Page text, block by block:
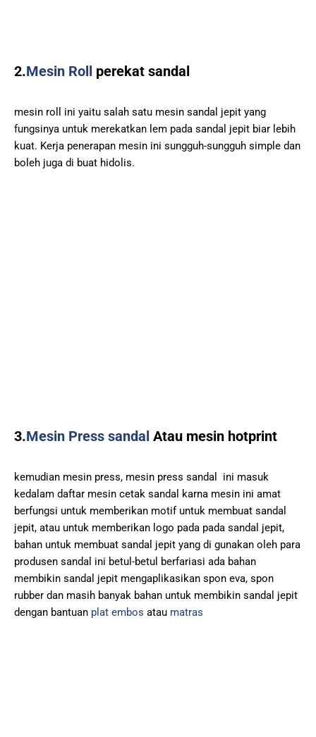
2.Mesin Roll perekat sandal
mesin roll ini yaitu salah satu mesin sandal jepit yang
fungsinya untuk merekatkan lem pada sandal jepit biar lebih
kuat. Kerja penerapan mesin ini sungguh-sungguh simple dan
boleh juga di buat hidolis.
3.Mesin Press sandal Atau mesin hotprint
kemudian mesin press, mesin press sandal ini masuk
kedalam daftar mesin cetak sandal karna mesin ini amat
berfungsi untuk memberikan motif untuk membuat sandal
jepit, atau untuk memberikan logo pada pada sandal jepit,
bahan untuk membuat sandal jepit yang di gunakan oleh para
produsen sandal ini betul-betul berfariasi ada bahan
membikin sandal jepit mengaplikasikan spon eva, spon
rubber dan masih banyak bahan untuk membikin sandal jepit
dengan bantuan plat embos atau matras